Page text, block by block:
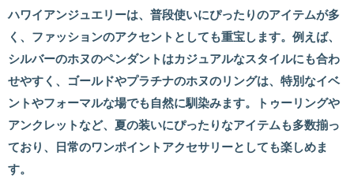
ハワイアンジュエリーは、普段使いにぴったりのアイテムが多
く、ファッションのアクセントとしても重宝します。例えば、
シルバーのホヌのペンダントはカジュアルなスタイルにも合わ
せやすく、ゴールドやプラチナのホヌのリングは、特別なイベ
ントやフォーマルな場でも自然に馴染みます。トゥーリングや
アンクレットなど、夏の装いにぴったりなアイテムも多数揃っ
ており、日常のワンポイントアクセサリーとしても楽しめま
す。